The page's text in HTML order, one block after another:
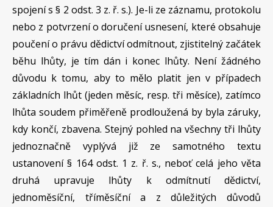
spojení s § 2 odst. 3 z. ř. s.). Je-li ze záznamu, protokolu
nebo z potvrzení o doručení usnesení, které obsahuje
poučení o právu dědictví odmítnout, zjistitelný začátek
běhu lhůty, je tím dán i konec lhůty. Není žádného
důvodu k tomu, aby to mělo platit jen v případech
základních lhůt (jeden měsíc, resp. tři měsíce), zatímco
lhůta soudem přiměřeně prodloužená by byla záruky,
kdy končí, zbavena. Stejný pohled na všechny tři lhůty
jednoznačně vyplývá již ze samotného textu
ustanovení § 164 odst. 1 z. ř. s., neboť celá jeho věta
druhá upravuje lhůty k odmítnutí dědictví,
jednoměsíční, tříměsíční a z důležitých důvodů